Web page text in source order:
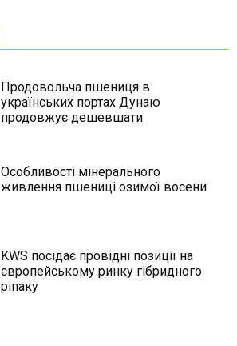
Продовольча пшениця в
українських портах Дунаю
продовжує дешевшати
Особливості мінерального
живлення пшениці озимої восени
KWS посідає провідні позиції на
європейському ринку гібридного
ріпаку